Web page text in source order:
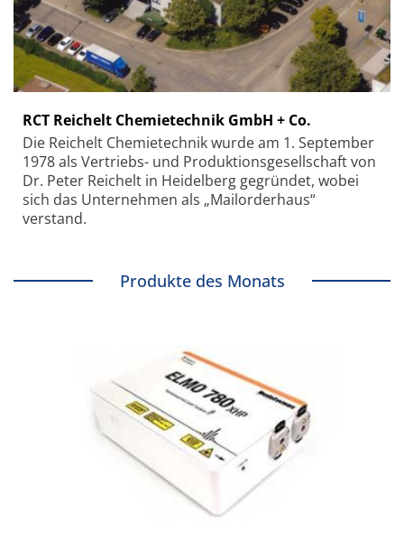
RCT Reichelt Chemietechnik GmbH + Co.
Die Reichelt Chemietechnik wurde am 1. September
1978 als Vertriebs- und Produktionsgesellschaft von
Dr. Peter Reichelt in Heidelberg gegründet, wobei
sich das Unternehmen als „Mailorderhaus“
verstand.
Produkte des Monats